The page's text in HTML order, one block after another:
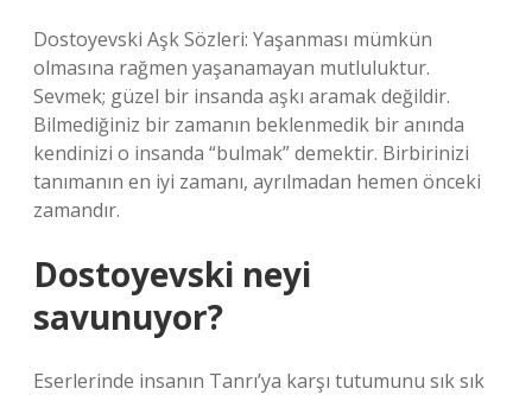
Dostoyevski Aşk Sözleri: Yaşanması mümkün
olmasına rağmen yaşanamayan mutluluktur.
Sevmek; güzel bir insanda aşkı aramak değildir.
Bilmediğiniz bir zamanın beklenmedik bir anında
kendinizi o insanda “bulmak” demektir. Birbirinizi
tanımanın en iyi zamanı, ayrılmadan hemen önceki
zamandır.
Dostoyevski neyi
savunuyor?
Eserlerinde insanın Tanrı’ya karşı tutumunu sık sık